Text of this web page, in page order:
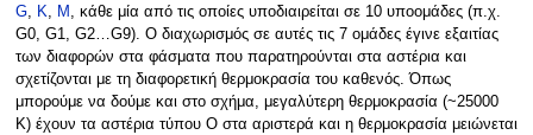
G, K, M , κάθε μία από τις οποίες υποδιαιρείται σε 10 υποομάδες (π.χ.
G0, G1, G2…G9). Ο διαχωρισμός σε αυτές τις 7 ομάδες έγινε εξαιτίας
των διαφορών στα φάσματα που παρατηρούνται στα αστέρια και
σχετίζονται με τη διαφορετική θερμοκρασία του καθενός. Όπως
μπορούμε να δούμε και στο σχήμα, μεγαλύτερη θερμοκρασία (~25000
Κ) έχουν τα αστέρια τύπου Ο στα αριστερά και η θερμοκρασία μειώνεται